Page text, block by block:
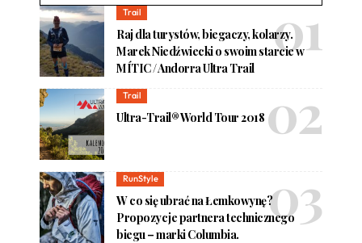
Trail
Raj dla turystów, biegaczy, kolarzy.
Marek Niedźwiecki o swoim starcie w
MÍTIC / Andorra Ultra Trail
Trail
Ultra-Trail® World Tour 2018
RunStyle
W co się ubrać na Łemkowynę?
Propozycje partnera technicznego
biegu – marki Columbia.